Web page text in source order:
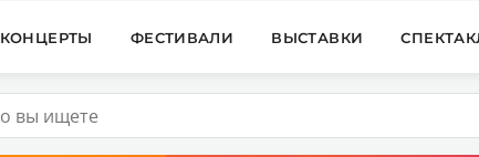
КОНЦЕРТЫ ФЕСТИВАЛИ ВЫСТАВКИ